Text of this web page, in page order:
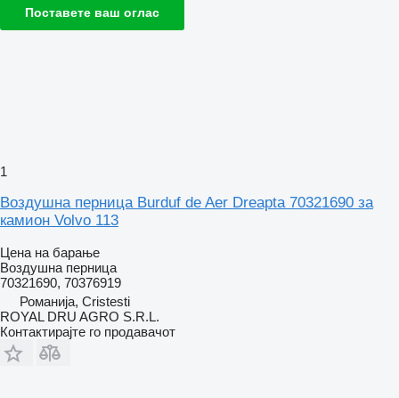
Поставете ваш оглас
1
Воздушна перница Burduf de Aer Dreapta 70321690 за
камион Volvo 113
Цена на барање
Воздушна перница
70321690, 70376919
Романија, Cristesti
ROYAL DRU AGRO S.R.L.
Контактирајте го продавачот